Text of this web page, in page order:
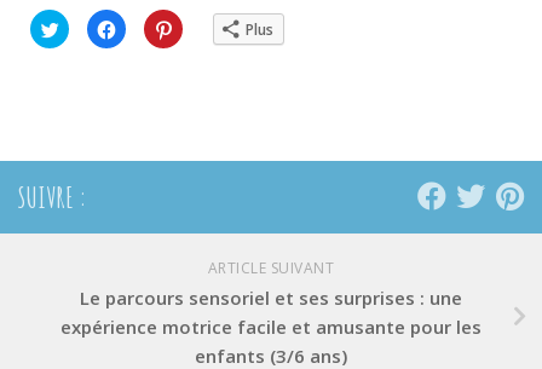
Cliquez
pour
partager
Cliquez
pour
partager
Cliquez
pour Plus
SUIVRE :
ARTICLE SUIVANT
Le parcours sensoriel et ses surprises : une
expérience motrice facile et amusante pour les
enfants (3/6 ans)